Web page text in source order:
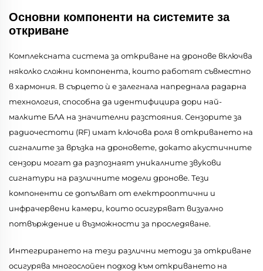
Основни компоненти на системите за
откриване
Комплексната система за откриване на дронове включва
няколко сложни компонента, които работят съвместно
в хармония. В сърцето ѝ е залегнала напреднала радарна
технология, способна да идентифицира дори най-
малките БЛА на значителни разстояния. Сензорите за
радиочестоти (RF) имат ключова роля в откриването на
сигналите за връзка на дроновете, докато акустичните
сензори могат да разпознаят уникалните звукови
сигнатури на различните модели дронове. Тези
компоненти се допълват от електрооптични и
инфрачервени камери, които осигуряват визуално
потвърждение и възможности за проследяване.
Интегрирането на тези различни методи за откриване
осигурява многослойен подход към откриването на